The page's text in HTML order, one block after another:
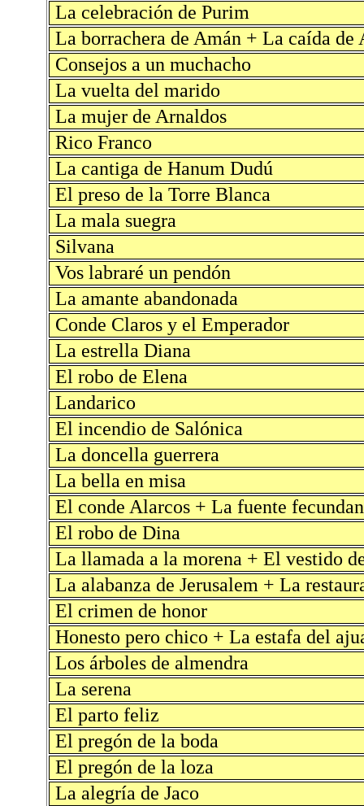
La celebración de Purim
La borrachera de Amán + La caída de
Consejos a un muchacho
La vuelta del marido
La mujer de Arnaldos
Rico Franco
La cantiga de Hanum Dudú
El preso de la Torre Blanca
La mala suegra
Silvana
Vos labraré un pendón
La amante abandonada
Conde Claros y el Emperador
La estrella Diana
El robo de Elena
Landarico
El incendio de Salónica
La doncella guerrera
La bella en misa
El conde Alarcos + La fuente
El robo de Dina
La llamada a la morena + El vestido
La alabanza de Jerusalem + La
El crimen de honor
Honesto pero chico + La estafa del
Los árboles de almendra
La serena
El parto feliz
El pregón de la boda
El pregón de la loza
La alegría de Jaco